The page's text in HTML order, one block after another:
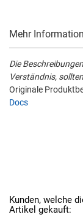
Mehr
Die
Verständnis,
Originale
Docs
Kunden, welche
Artikel gekauft: